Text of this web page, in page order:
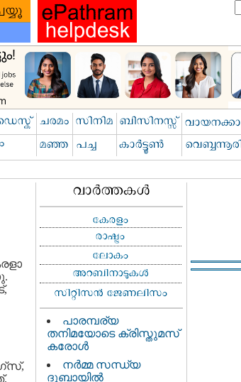
പാരമ്പര്യ
തനിമയോടെ ക്രിസ്തുമസ്
കരോള്‍
നര്‍മ്മ സന്ധ്യ
ദുബായില്‍